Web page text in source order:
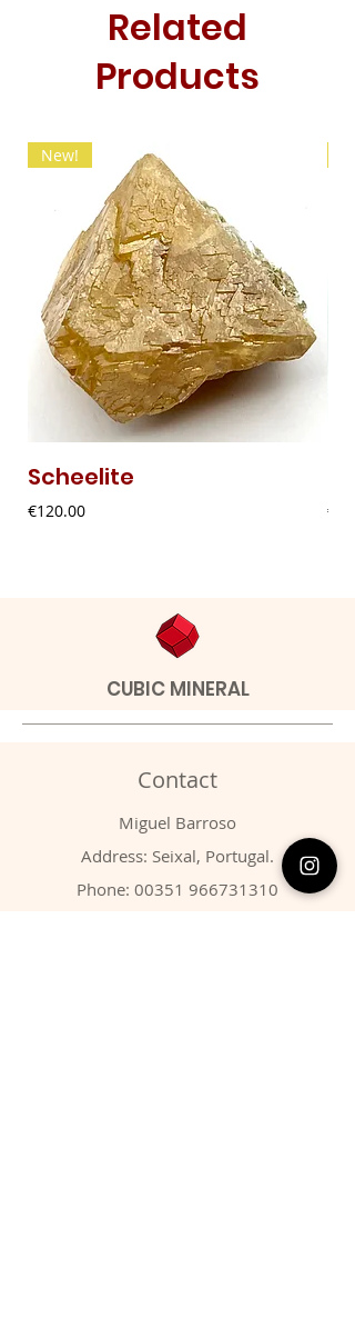
Related
Products
New!
Scheelite
Price
€120.00 Price
CUBIC MINERAL
Contact
Miguel Barroso
Address: Seixal, Portugal.
Phone: 00351 966731310